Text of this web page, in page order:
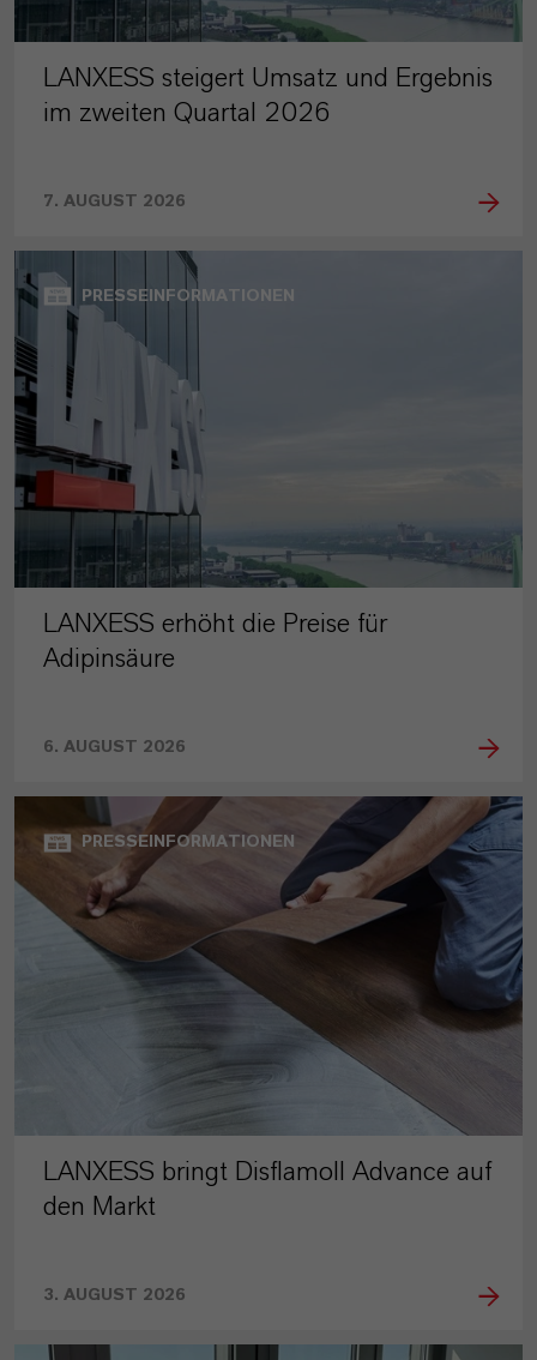
LANXESS steigert Umsatz und Ergebnis
im zweiten Quartal 2026
7. AUGUST 2026
PRESSEINFORMATIONEN
LANXESS erhöht die Preise für
Adipinsäure
6. AUGUST 2026
PRESSEINFORMATIONEN
LANXESS bringt Disflamoll Advance auf
den Markt
3. AUGUST 2026